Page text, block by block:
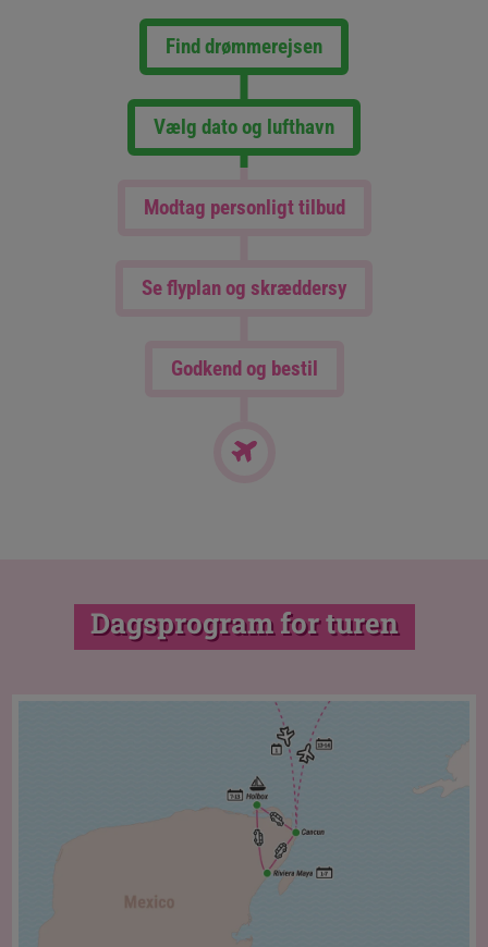
Find drømmerejsen
Vælg dato og lufthavn
Modtag personligt tilbud
Se flyplan og skræddersy
Godkend og bestil
Dagsprogram for turen